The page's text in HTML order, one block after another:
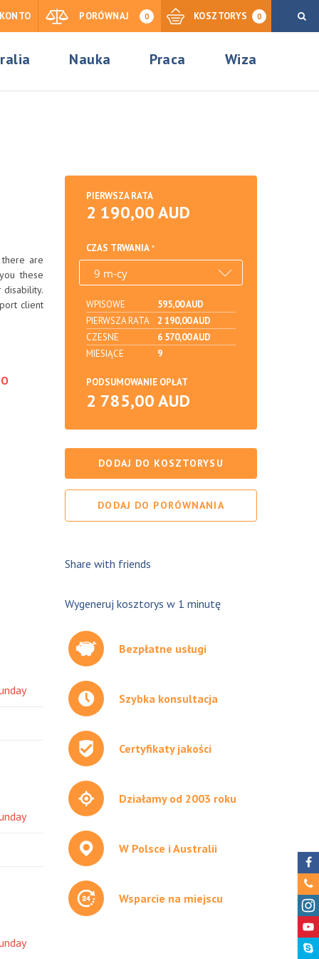
KONTO PORÓWNAJ 0 KOSZTORYS 0
Nauka Praca Wiza
are
these
client
PIERWSZA RATA
2 190,00 AUD
CZAS TRWANIA
WPISOWE
595,00 AUD
PIERWSZA RATA
2 190,00 AUD
CZESNE
6 570,00 AUD
MIESIĄCE
9
PODSUMOWANIE OPŁAT
2 785,00 AUD
DODAJ DO KOSZTORYSU
DODAJ DO PORÓWNANIA
Share with friends
Wygeneruj kosztorys w 1 minutę
Bezpłatne usługi
Szybka konsultacja
Certyfikaty jakości
Działamy od 2003 roku
W Polsce i Australii
Wsparcie na miejscu